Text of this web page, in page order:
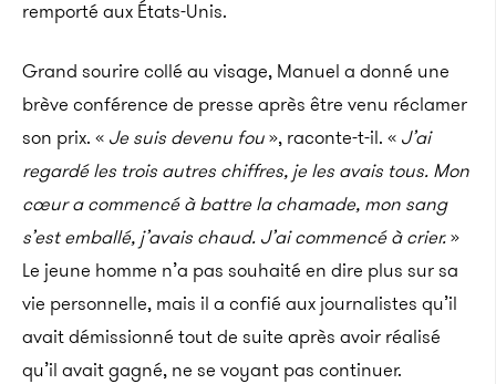
remporté aux États-Unis.
Grand sourire collé au visage, Manuel a donné une
brève conférence de presse après être venu réclamer
son prix. « Je suis devenu fou», raconte-t-il. « J’ai
regardé les trois autres chiffres, je les avais tous. Mon
cœur a commencé à battre la chamade, mon sang
s’est emballé, j’avais chaud. J’ai commencé à crier.»
Le jeune homme n’a pas souhaité en dire plus sur sa
vie personnelle, mais il a confié aux journalistes qu’il
avait démissionné tout de suite après avoir réalisé
qu’il avait gagné, ne se voyant pas continuer.